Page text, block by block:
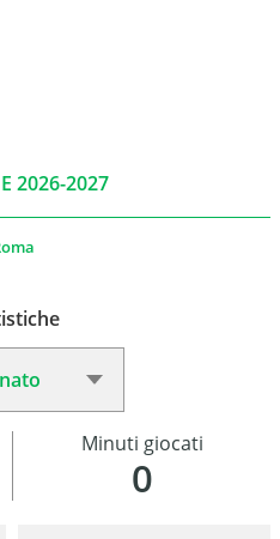
2026-2027
0
Minuti giocati